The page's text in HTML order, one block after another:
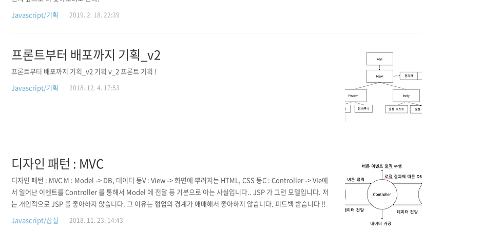
Javascript/기획
2019. 2. 18. 22:39
프론트부터 배포까지 기획_v2
프론트부터 배포까지 기획_v2 기획 v_2 프론트 기획 !
Javascript/기획
2018. 12. 4. 17:53
디자인 패턴 : MVC
디자인 패턴 : MVC M : Model -> DB, 데이터 등V : View -> 화면에 뿌려지는 HTML, CSS 등C : Controller -> VIe에
서 일어난 이벤트를 Controller 를 통해서 Model 에 전달 등 기본으로 아는 사실입니다.. JSP 가 그런 모델입니다. 저
는 개인적으로 JSP 를 좋아하지 않습니다. 그 이유는 협업의 경계가 애매해서 좋아하지 않습니다. 피드백 받습니다 !!
Javascript/삽질
2018. 11. 23. 14:43